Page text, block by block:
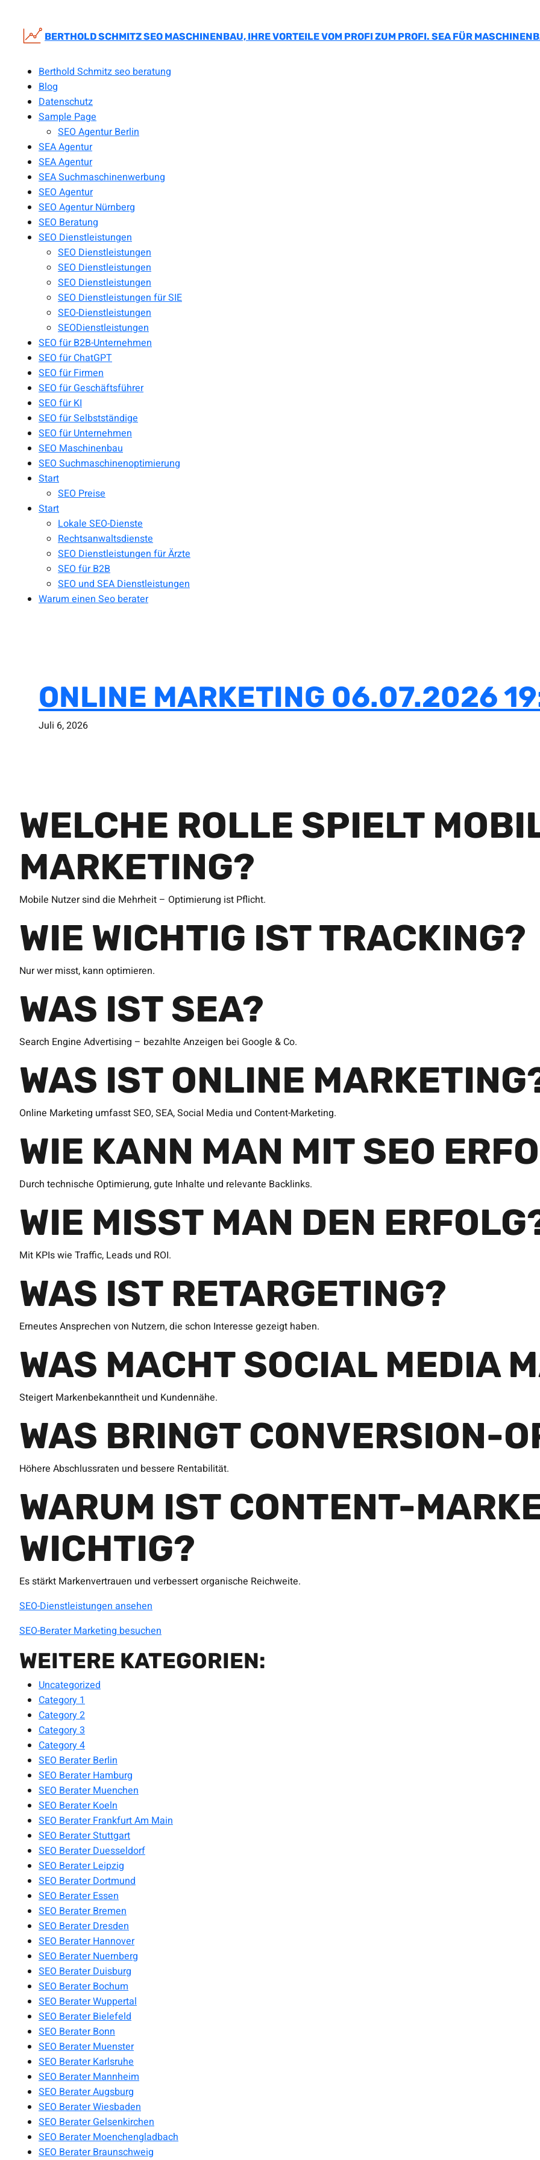
springen
BERTHOLD SCHMITZ SEO MASCHINENBAU, IHRE VORTEILE VOM PROFI ZUM PROFI. SEA FÜR
Berthold Schmitz seo beratung
Blog
Datenschutz
Sample Page
SEO Agentur Berlin
SEA Agentur
SEA Agentur
SEA Suchmaschinenwerbung
SEO Agentur
SEO Agentur Nürnberg
SEO Beratung
SEO Dienstleistungen
SEO Dienstleistungen
SEO Dienstleistungen
SEO Dienstleistungen
SEO Dienstleistungen für SIE
SEO-Dienstleistungen
SEODienstleistungen
SEO für B2B-Unternehmen
SEO für ChatGPT
SEO für Firmen
SEO für Geschäftsführer
SEO für KI
SEO für Selbstständige
SEO für Unternehmen
SEO Maschinenbau
SEO Suchmaschinenoptimierung
Start
SEO Preise
Start
Lokale SEO-Dienste
Rechtsanwaltsdienste
SEO Dienstleistungen für Ärzte
SEO für B2B
SEO und SEA Dienstleistungen
Warum einen Seo berater
ONLINE MARKETING 06.07.2026
Juli 6, 2026
WELCHE ROLLE SPIELT
MARKETING?
Mobile Nutzer sind die Mehrheit – Optimierung ist Pflicht.
WIE WICHTIG IST TRACKING?
Nur wer misst, kann optimieren.
WAS IST SEA?
Search Engine Advertising – bezahlte Anzeigen bei Google & Co.
WAS IST ONLINE
Online Marketing umfasst SEO, SEA, Social Media und Content-Marketing.
WIE KANN MAN MIT SEO
Durch technische Optimierung, gute Inhalte und relevante Backlinks.
WIE MISST MAN DEN
Mit KPIs wie Traffic, Leads und ROI.
WAS IST RETARGETING?
Erneutes Ansprechen von Nutzern, die schon Interesse gezeigt haben.
WAS MACHT SOCIAL MEDIA
Steigert Markenbekanntheit und Kundennähe.
WAS BRINGT CONVERSION-
Höhere Abschlussraten und bessere Rentabilität.
WARUM IST CONTENT-
WICHTIG?
Es stärkt Markenvertrauen und verbessert organische Reichweite.
SEO-Dienstleistungen ansehen
SEO-Berater Marketing besuchen
WEITERE KATEGORIEN:
Uncategorized
Category 1
Category 2
Category 3
Category 4
SEO Berater Berlin
SEO Berater Hamburg
SEO Berater Muenchen
SEO Berater Koeln
SEO Berater Frankfurt Am Main
SEO Berater Stuttgart
SEO Berater Duesseldorf
SEO Berater Leipzig
SEO Berater Dortmund
SEO Berater Essen
SEO Berater Bremen
SEO Berater Dresden
SEO Berater Hannover
SEO Berater Nuernberg
SEO Berater Duisburg
SEO Berater Bochum
SEO Berater Wuppertal
SEO Berater Bielefeld
SEO Berater Bonn
SEO Berater Muenster
SEO Berater Karlsruhe
SEO Berater Mannheim
SEO Berater Augsburg
SEO Berater Wiesbaden
SEO Berater Gelsenkirchen
SEO Berater Moenchengladbach
SEO Berater Braunschweig